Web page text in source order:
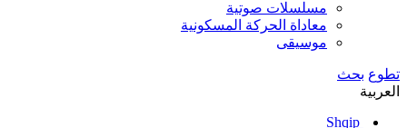
مسلسلات صوتية
معاداة الحركة المسكونية
موسيقى
تطوع بحث
العربية